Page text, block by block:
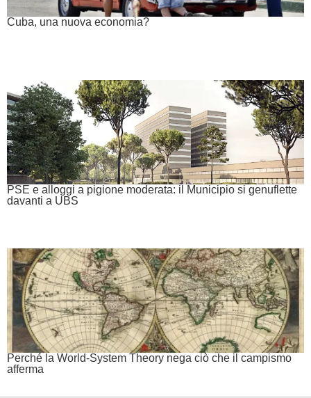
Cuba, una nuova economia?
PSE e alloggi a pigione moderata: il Municipio si genuflette
davanti a UBS
Perché la World-System Theory nega ciò che il campismo
afferma